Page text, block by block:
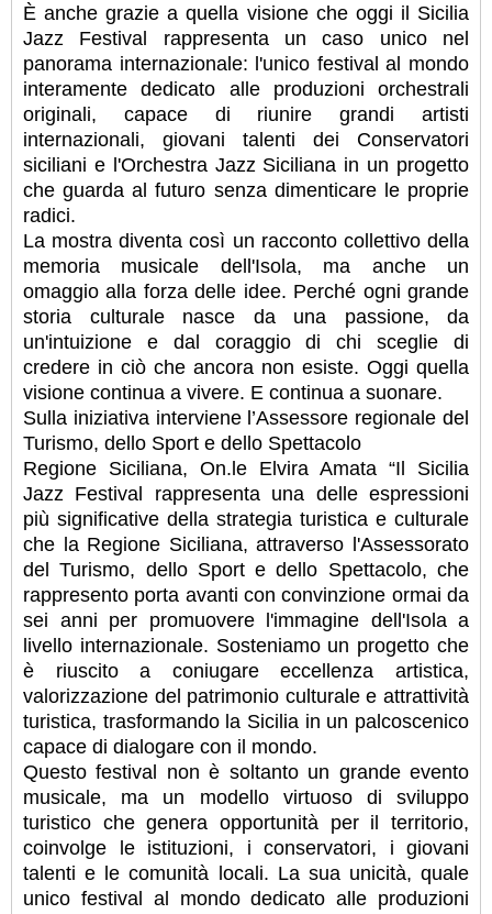
È anche grazie a quella visione che oggi il Sicilia
Jazz Festival rappresenta un caso unico nel
panorama internazionale: l'unico festival al mondo
interamente dedicato alle produzioni orchestrali
originali, capace di riunire grandi artisti
internazionali, giovani talenti dei Conservatori
siciliani e l'Orchestra Jazz Siciliana in un progetto
che guarda al futuro senza dimenticare le proprie
radici.
La mostra diventa così un racconto collettivo della
memoria musicale dell'Isola, ma anche un
omaggio alla forza delle idee. Perché ogni grande
storia culturale nasce da una passione, da
un'intuizione e dal coraggio di chi sceglie di
credere in ciò che ancora non esiste. Oggi quella
visione continua a vivere. E continua a suonare.
Sulla iniziativa interviene l’Assessore regionale del
Turismo, dello Sport e dello Spettacolo
Regione Siciliana, On.le Elvira Amata “Il Sicilia
Jazz Festival rappresenta una delle espressioni
più significative della strategia turistica e culturale
che la Regione Siciliana, attraverso l'Assessorato
del Turismo, dello Sport e dello Spettacolo, che
rappresento porta avanti con convinzione ormai da
sei anni per promuovere l'immagine dell'Isola a
livello internazionale. Sosteniamo un progetto che
è riuscito a coniugare eccellenza artistica,
valorizzazione del patrimonio culturale e attrattività
turistica, trasformando la Sicilia in un palcoscenico
capace di dialogare con il mondo.
Questo festival non è soltanto un grande evento
musicale, ma un modello virtuoso di sviluppo
turistico che genera opportunità per il territorio,
coinvolge le istituzioni, i conservatori, i giovani
talenti e le comunità locali. La sua unicità, quale
unico festival al mondo dedicato alle produzioni